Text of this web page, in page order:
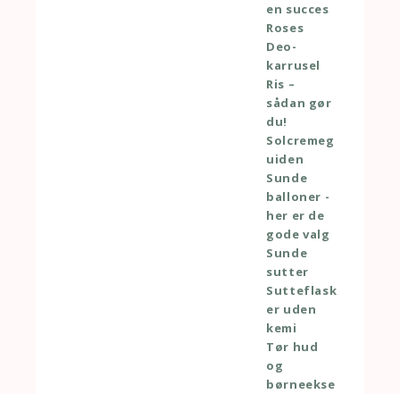
en succes
Roses
Deo-
karrusel
Ris –
sådan gør
du!
Solcremeg
uiden
Sunde
balloner -
her er de
gode valg
Sunde
sutter
Sutteflask
er uden
kemi
Tør hud
og
børneekse